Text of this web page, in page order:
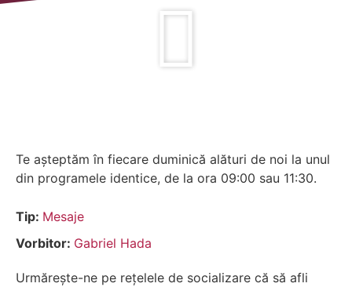
Te așteptăm în fiecare duminică alături de noi la unul
din programele identice, de la ora 09:00 sau 11:30.
Tip: Mesaje
Vorbitor: Gabriel Hada
Urmărește-ne pe rețelele de socializare că să afli